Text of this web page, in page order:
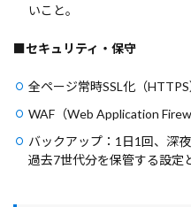
いこと。
■セキュリティ・保守
全ページ常時SSL化（HTTPS
WAF（Web Application
バックアップ：1日1回、深
過去7世代分を保管する設定